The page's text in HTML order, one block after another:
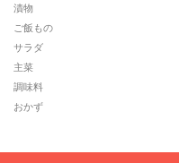
漬物
ご飯もの
サラダ
主菜
調味料
おかず